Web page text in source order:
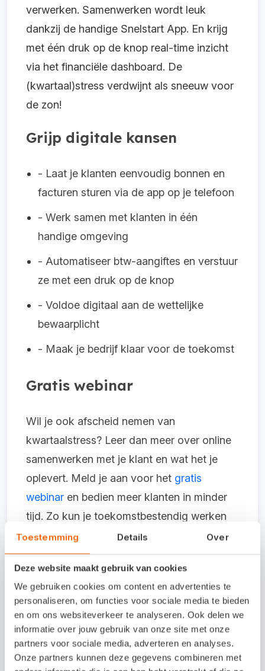
Toestemming Details Over
Deze website maakt gebruik van cookies
We gebruiken cookies om content en advertenties te
personaliseren, om functies voor sociale media te bieden
en om ons websiteverkeer te analyseren. Ook delen we
informatie over jouw gebruik van onze site met onze
partners voor sociale media, adverteren en analyses.
Onze partners kunnen deze gegevens combineren met
verwerken. Samenwerken wordt leuk
dankzij de handige Snelstart App. En krijg
met één druk op de knop real-time inzicht
via het financiële dashboard. De
(kwartaal)stress verdwijnt als sneeuw voor
de zon!
Grijp digitale kansen
- Laat je klanten eenvoudig bonnen en
facturen sturen via de app op je telefoon
- Werk samen met klanten in één
handige omgeving
- Automatiseer btw-aangiftes en verstuur
ze met een druk op de knop
- Voldoe digitaal aan de wettelijke
bewaarplicht
- Maak je bedrijf klaar voor de toekomst
Gratis webinar
Wil je ook afscheid nemen van
kwartaalstress? Leer dan meer over online
samenwerken met je klant en wat het je
oplevert. Meld je aan voor het gratis
webinar en bedien meer klanten in minder
tijd. Zo kun je toekomstbestendig werken
zonder grote veranderingen.
Schrijf me in voor het gratis
webinar